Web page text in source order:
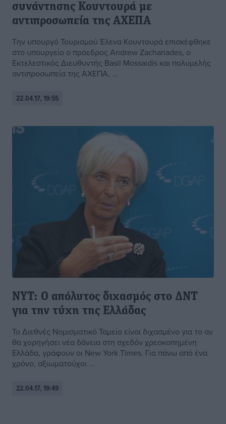
συνάντησης Κουντουρά με
αντιπροσωπεία της ΑΧΕΠΑ
Την υπουργό Τουρισμού Έλενα Κουντουρά επισκέφθηκε
στο υπουργείο o πρόεδρος Andrew Zachariades, ο
Εκτελεστικός Διευθυντής Basil Mossaidis και πολυμελής
αντιπροσωπεία της ΑΧΕΠΑ, ...
22.04.17, 19:55
NYT: Ο απόλυτος διχασμός στο ΔΝΤ
για την τύχη της Ελλάδας
Το Διεθνές Νομισματικό Ταμείο είναι διχασμένο για το αν
θα χορηγήσει νέα δάνεια στη σχεδόν χρεοκοπημένη
Ελλάδα, γράφουν οι New York Times. Για πάνω από ένα
χρόνο, αξιωματούχοι ...
22.04.17, 19:49